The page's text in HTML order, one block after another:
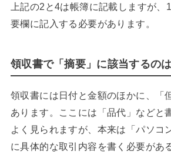
上記の2と4は帳簿に記載しますが
要欄に記入する必要があります。
領収書で「摘要」に該当するのは
領収書には日付と金額のほかに、「
あります。ここには「品代」などと
よく見られますが、本来は「パソコ
に具体的な取引内容を書く必要があ